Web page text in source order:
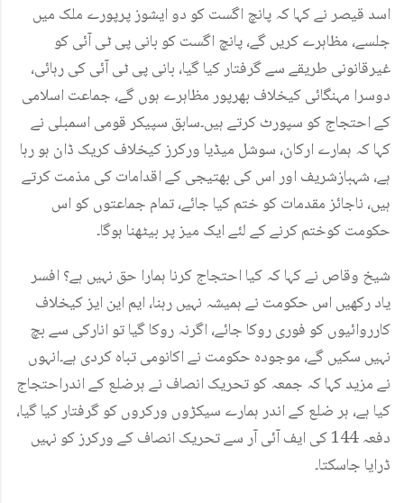
اسد قیصر نے کہا کہ پانچ اگست کو دو ایشوز پرپورے ملک میں
جلسے، مظاہرے کریں گے، پانچ اگست کو بانی پی ٹی آئی کو
غیرقانونی طریقے سے گرفتار کیا گیا، بانی پی ٹی آئی کی رہائی،
دوسرا مہنگائی کیخلاف بھرپور مظاہرے ہوں گے، جماعت اسلامی
کے احتجاج کو سپورٹ کرتے ہیں۔سابق سپیکر قومی اسمبلی نے
کہا کہ ہمارے ارکان، سوشل میڈیا ورکرز کیخلاف کریک ڈان ہو رہا
ہے، شہبازشریف اور اس کی بھتیجی کے اقدامات کی مذمت کرتے
ہیں، ناجائز مقدمات کو ختم کیا جائے، تمام جماعتوں کو اس
حکومت کوختم کرنے کے لئے ایک میز پر بیٹھنا ہوگا۔
شیخ وقاص نے کہا کہ کیا احتجاج کرنا ہمارا حق نہیں ہے؟ افسر
یاد رکھیں اس حکومت نے ہمیشہ نہیں رہنا، ایم این ایز کیخلاف
کارروائیوں کو فوری روکا جائے، اگرنہ روکا گیا تو انارکی سے بچ
نہیں سکیں گے، موجودہ حکومت نے اکانومی تباہ کردی ہے۔انہوں
نے مزید کہا کہ جمعہ کو تحریک انصاف نے ہرضلع کے اندراحتجاج
کیا ہے، ہر ضلع کے اندر ہمارے سیکڑوں ورکروں کو گرفتار کیا گیا،
دفعہ 144 کی ایف آئی آر سے تحریک انصاف کے ورکرز کو نہیں
ڈرایا جاسکتا۔